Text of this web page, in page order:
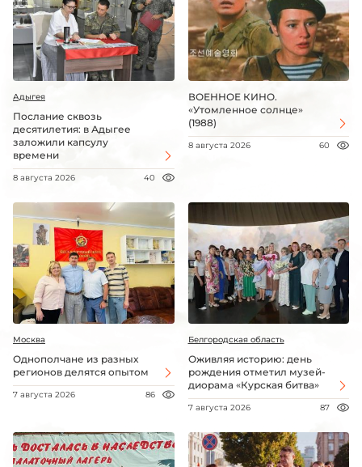
Адыгея
Послание сквозь
десятилетия: в Адыгее
заложили капсулу
времени
8 августа 2026 40
ВОЕННОЕ КИНО.
«Утомленное солнце»
(1988)
8 августа 2026 60
Москва
Однополчане из разных
регионов делятся опытом
7 августа 2026 86
Белгородская область
Оживляя историю: день
рождения отметил музей-
диорама «Курская битва»
7 августа 2026 87